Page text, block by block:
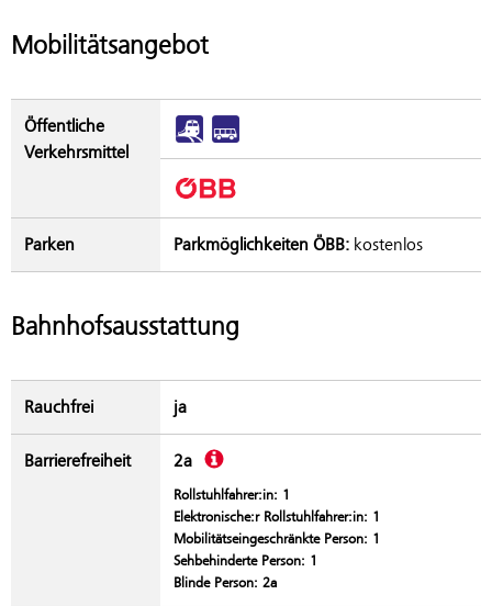
Mobilitätsangebot
Öffentliche
Verkehrsmittel
Parken Parkmöglichkeiten ÖBB: kostenlos
Bahnhofsausstattung
Rauchfrei ja
Barrierefreiheit 2a Beschreibung
Rollstuhlfahrer:in: 1
Elektronische:r Rollstuhlfahrer:in: 1
Mobilitätseingeschränkte Person: 1
Sehbehinderte Person: 1
Blinde Person: 2a